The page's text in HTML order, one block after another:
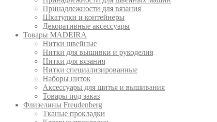
Принадлежности для вязания
Шкатулки и контейнеры
Декоративные аксессуары
Товары MADEIRA
Нитки швейные
Нитки для вышивки и рукоделия
Нитки для вязания
Нитки специализированные
Наборы ниток
Аксессуары для шитья и вышивания
Товары под заказ
Флизелины Freudenberg
Тканые прокладки